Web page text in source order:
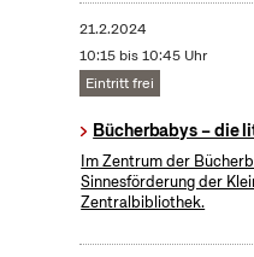
21.2.2024
10:15 bis 10:45 Uhr
Eintritt frei
Bücherbabys – die
Im Zentrum der
Sinnesförderung der
Zentralbibliothek.